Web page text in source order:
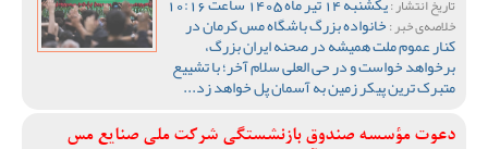
تاریخ انتشار :
خلاصه‌ی خبر :خانواده بزرگ باشگاه مس کرمان در
کنار عموم ملت همیشه در صحنه ایران بزرگ،
برخواهد خواست و در حی العلی سلام آخر؛ با تشییع
متبرک ترین پیکر زمین به آسمان پل خواهد زد...
دعوت مؤسسه صندوق بازنشستگی شرکت ملی صنایع مس